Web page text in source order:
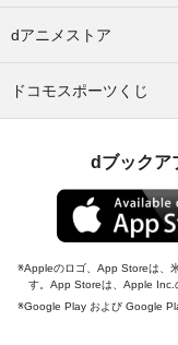
dアニメストア
ドコモスポーツくじ
dブックア
Appleのロゴ、App Storeは、
す。App Storeは、Apple Inc.
Google Play および Google